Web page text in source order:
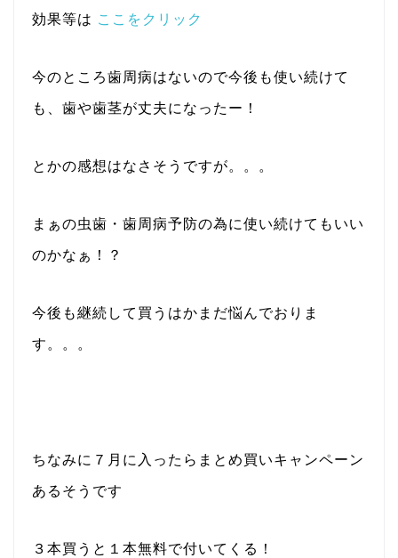
効果等は ここをクリック
今のところ歯周病はないので今後も使い続けて
も、歯や歯茎が丈夫になったー！
とかの感想はなさそうですが。。。
まぁの虫歯・歯周病予防の為に使い続けてもいい
のかなぁ！？
今後も継続して買うはかまだ悩んでおりま
す。。。
ちなみに７月に入ったらまとめ買いキャンペーン
あるそうです
３本買うと１本無料で付いてくる！